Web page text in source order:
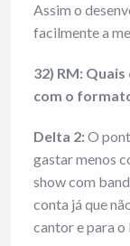
Assim o
facilmente a
32) RM:
com o
Delta 2:O
gastar menos
show com
conta já que
cantor e para o